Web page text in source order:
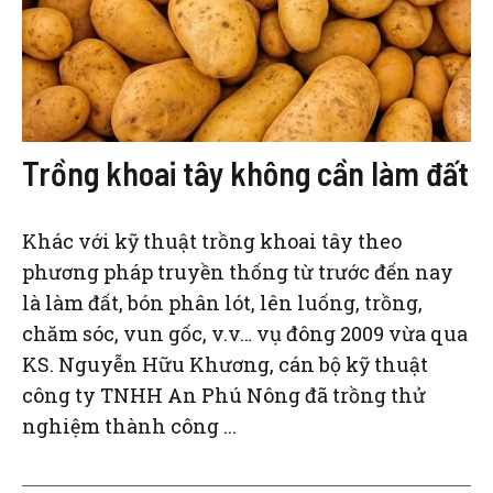
Trồng khoai tây không cần làm đất
Khác với kỹ thuật trồng khoai tây theo
phương pháp truyền thống từ trước đến nay
là làm đất, bón phân lót, lên luống, trồng,
chăm sóc, vun gốc, v.v… vụ đông 2009 vừa qua
KS. Nguyễn Hữu Khương, cán bộ kỹ thuật
công ty TNHH An Phú Nông đã trồng thử
nghiệm thành công ...